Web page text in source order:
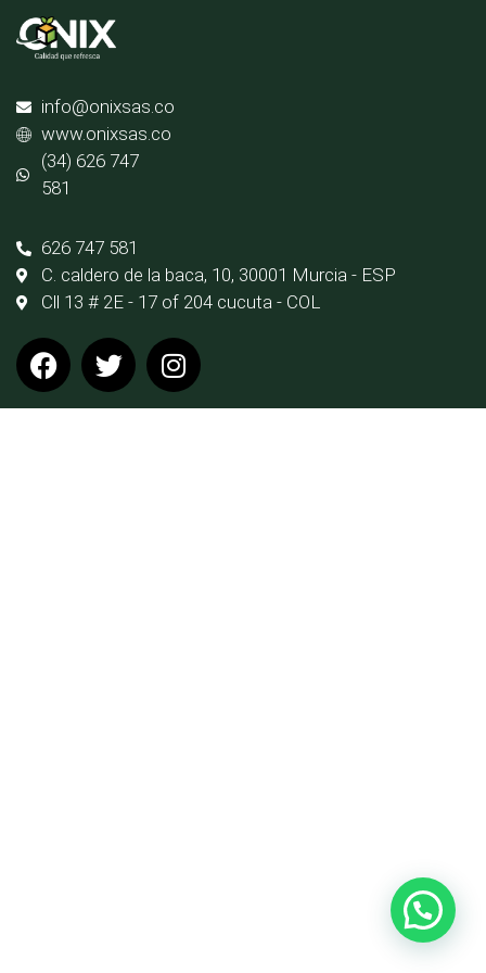
info@onixsas.co
www.onixsas.co
(34) 626 747
581
626 747 581
C. caldero de la baca, 10, 30001 Murcia - ESP
Cll 13 # 2E - 17 of 204 cucuta - COL